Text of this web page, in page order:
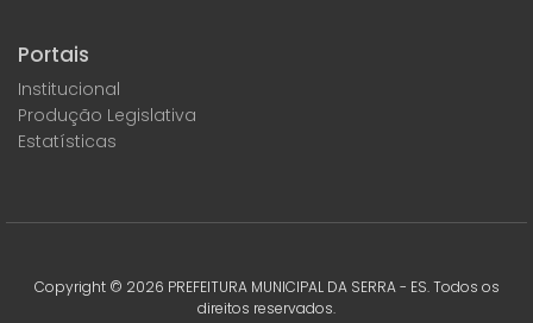
Portais
Institucional
Produção Legislativa
Estatísticas
Copyright © 2026 PREFEITURA MUNICIPAL DA SERRA - ES. Todos os
direitos reservados.